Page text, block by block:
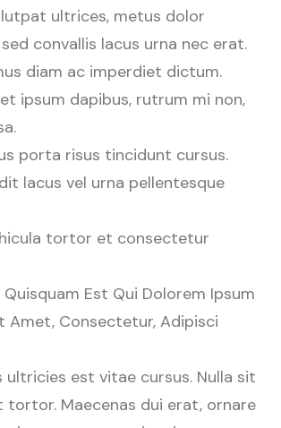
ultrices, metus dolor
convallis lacus urna nec erat.
diam ac imperdiet dictum.
ipsum dapibus, rutrum mi non,
porta risus tincidunt cursus.
lacus vel urna pellentesque
tortor et consectetur
Quisquam Est Qui Dolorem Ipsum
Amet, Consectetur, Adipisci
ultricies est vitae cursus. Nulla sit
tortor. Maecenas dui erat, ornare